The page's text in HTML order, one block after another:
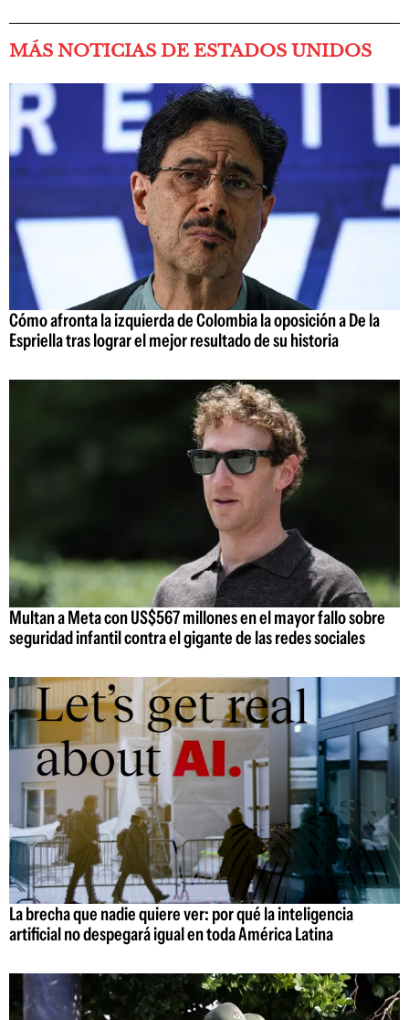
MÁS NOTICIAS DE ESTADOS UNIDOS
Cómo afronta la izquierda de Colombia la oposición a De la
Espriella tras lograr el mejor resultado de su historia
Multan a Meta con US$567 millones en el mayor fallo sobre
seguridad infantil contra el gigante de las redes sociales
La brecha que nadie quiere ver: por qué la inteligencia
artificial no despegará igual en toda América Latina